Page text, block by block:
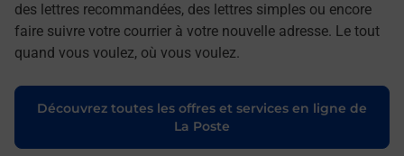
des lettres recommandées, des lettres simples ou encore
faire suivre votre courrier à votre nouvelle adresse. Le tout
quand vous voulez, où vous voulez.
Découvrez toutes les offres et services en ligne de
La Poste